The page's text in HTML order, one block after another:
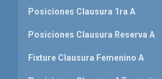
Posiciones Clausura 1ra A
Posiciones Clausura Reserva A
Fixture Clausura Femenino A